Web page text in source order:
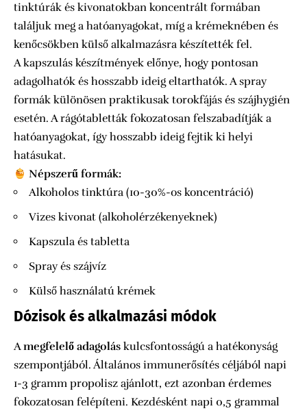
tinktúrák és kivonatokban koncentrált formában
találjuk meg a hatóanyagokat, míg a krémeknében és
kenőcsökben külső alkalmazásra készítették fel.
A kapszulás készítmények előnye, hogy pontosan
adagolhatók és hosszabb ideig eltarthatók. A spray
formák különösen praktikusak torokfájás és szájhygién
esetén. A rágótabletták fokozatosan felszabadítják a
hatóanyagokat, így hosszabb ideig fejtik ki helyi
hatásukat.
Népszerű formák:
Alkoholos tinktúra (10-30%-os koncentráció)
Vizes kivonat (alkoholérzékenyeknek)
Kapszula és tabletta
Spray és szájvíz
Külső használatú krémek
Dózisok és alkalmazási módok
Amegfelelő adagolás kulcsfontosságú a hatékonyság
szempontjából. Általános immunerősítés céljából napi
1-3 gramm propolisz ajánlott, ezt azonban érdemes
fokozatosan felépíteni. Kezdésként napi 0,5 grammal